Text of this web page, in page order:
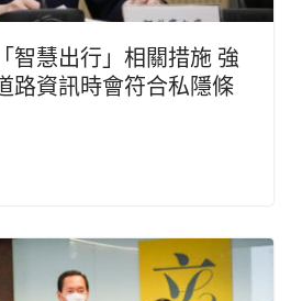
智慧出行」相關措施 強
路資訊時會符合私隱條